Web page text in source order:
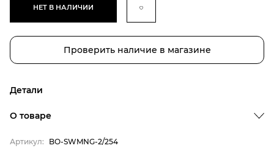
НЕТ В НАЛИЧИИ
Проверить наличие в магазине
Детали
Страна производитель
О товаре
Артикул: BO-SWMNG-2/254